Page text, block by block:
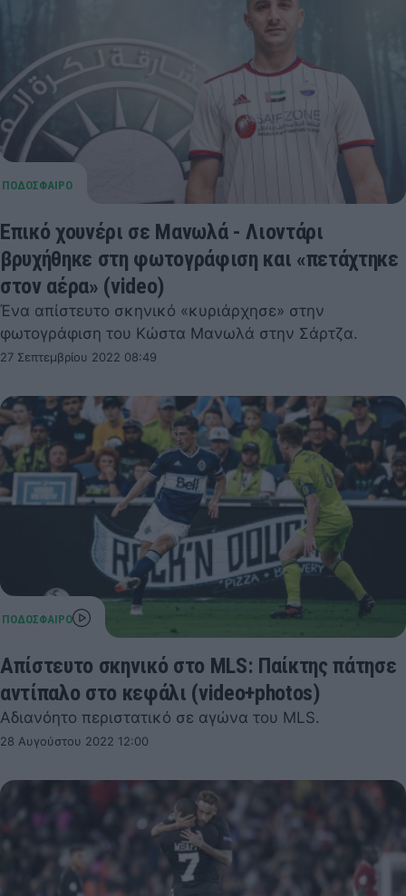
Επικό χουνέρι σε Μανωλά - Λιοντάρι
βρυχήθηκε στη φωτογράφιση και «πετάχτηκε
στον αέρα» (video)
Ένα απίστευτο σκηνικό «κυριάρχησε» στην
φωτογράφιση του Κώστα Μανωλά στην Σάρτζα.
27 Σεπτεμβρίου 2022 08:49
Απίστευτο σκηνικό στο MLS: Παίκτης πάτησε
αντίπαλο στο κεφάλι (video+photos)
Αδιανόητο περιστατικό σε αγώνα του MLS.
28 Αυγούστου 2022 12:00